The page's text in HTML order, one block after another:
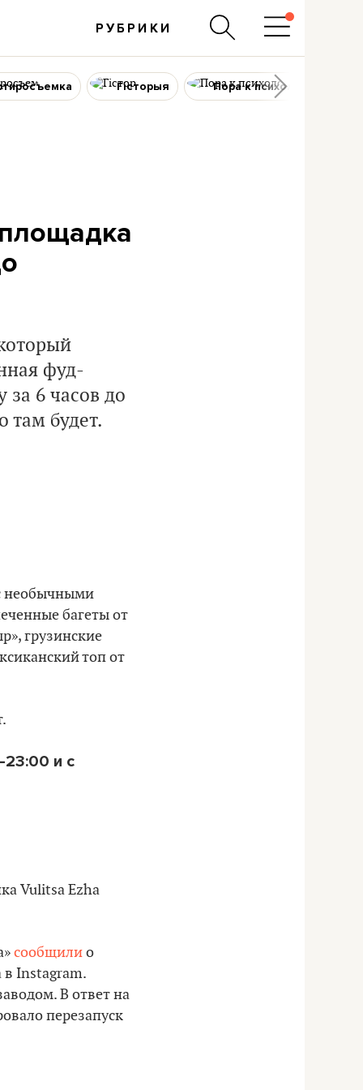
РУБРИКИ
Гісторыя Пора к психологу
фуд-
6 часов до
там будет.
необычными
багеты от
грузинские
топ от
и с
Vulitsa Ezha
сообщилио
в Instagram.
В ответ на
перезапуск